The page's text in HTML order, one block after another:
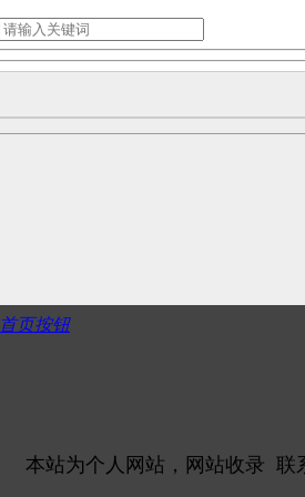
首页按钮
本站为个人网站，网站收录 联